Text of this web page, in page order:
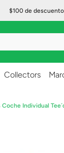
$100 de descuento
Collectors
Individual